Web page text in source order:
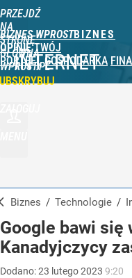
PRZEJDŹ
NA
STRONĘ
GŁÓWNĄ
WPROST.PL
BIZNES WPROST
OPINIE TWÓJ
PORTFEL GOSPODARKA
INTERNET
Biznes / Technologie /
Google bawi się
Kanadyjczycy
Dodano:23 lutego2023 9:20